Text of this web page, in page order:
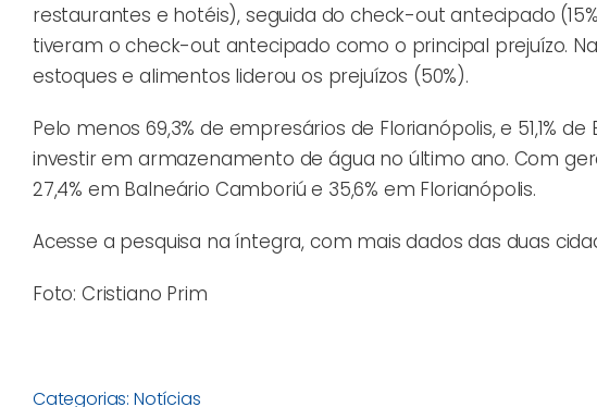
restaurantes e hotéis), seguida do check-out antecipado
tiveram o check-out antecipado como o principal prejuízo.
estoques e alimentos liderou os prejuízos (50%).
Pelo menos 69,3% de empresários de Florianópolis, e 51,1%
investir em armazenamento de água no último ano. Com
27,4% em Balneário Camboriú e 35,6% em Florianópolis.
Acesse a pesquisa na íntegra, com mais dados das duas
Foto: Cristiano Prim
Categorias: Notícias